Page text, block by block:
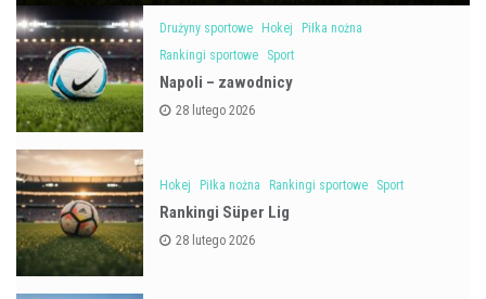
Drużyny sportowe Hokej
Piłka nożna
Rankingi sportowe
Sport
Napoli – zawodnicy
28 lutego 2026
Hokej Piłka nożna Rankingi sportowe Sport
Rankingi Süper Lig
28 lutego 2026